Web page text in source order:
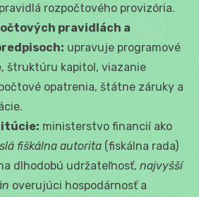
rozpočtového provizória.
pravidlách a
upravuje programové
štruktúru kapitol, viazanie
opatrenia, štátne záruky a
ministerstvo financií ako
fiškálna autorita (fiskálna rada)
dlhodobú udržateľnosť, najvyšší
overujúci hospodárnosť a